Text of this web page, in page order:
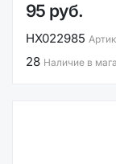
95 руб.
НХ022985
28 Наличие в